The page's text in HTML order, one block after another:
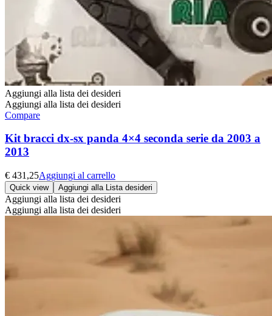
Aggiungi alla lista dei desideri
Aggiungi alla lista dei desideri
Compare
Kit bracci dx-sx panda 4×4 seconda serie da 2003 a
2013
€ 431,25Aggiungi al carrello
Quick view Aggiungi alla Lista desideri
Aggiungi alla lista dei desideri
Aggiungi alla lista dei desideri